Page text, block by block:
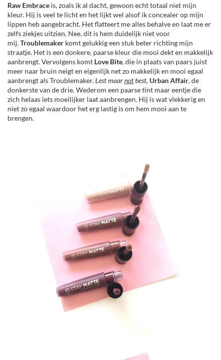
Raw Embrace is, zoals ik al dacht, gewoon echt totaal niet mijn
kleur. Hij is veel te licht en het lijkt wel alsof ik concealer op mijn
lippen heb aangebracht. Het flatteert me alles behalve en laat me er
zelfs ziekjes uitzien. Nee, dit is hem duidelijk niet voor
mij.Troublemaker komt gelukkig een stuk beter richting mijn
straatje. Het is een donkere, paarse kleur die mooi dekt en makkelijk
aanbrengt. Vervolgens komt Love Bite, die in plaats van paars juist
meer naar bruin neigt en eigenlijk net zo makkelijk en mooi egaal
aanbrengt als Troublemaker.Lest maarnotbest, Urban Affair, de
donkerste van de drie. Wederom een paarse tint maar eentje die
zich helaas iets moeilijker laat aanbrengen. Hij is wat vlekkerig en
niet zo egaal waardoor het erg lastig is om hem mooi aan te
brengen.